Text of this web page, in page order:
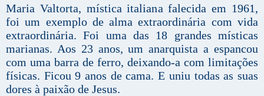
Maria Valtorta, mística italiana falecida em 1961,
foi um exemplo de alma extraordinária com vida
extraordinária. Foi uma das 18 grandes místicas
marianas. Aos 23 anos, um anarquista a espancou
com uma barra de ferro, deixando-a com limitações
físicas. Ficou 9 anos de cama. E uniu todas as suas
dores à paixão de Jesus.